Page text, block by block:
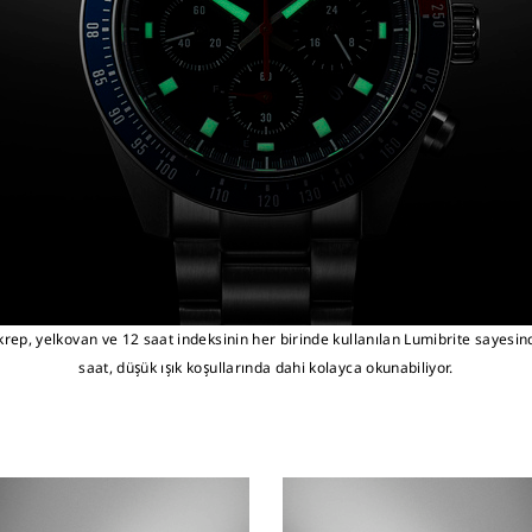
yelkovan ve 12 saat indeksinin her birinde kullanılan Lumibrite
saat, düşük ışık koşullarında dahi kolayca okunabiliyor.